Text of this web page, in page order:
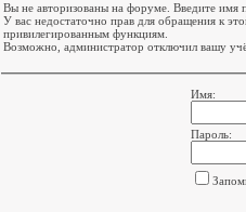
Вы не авторизованы на форуме. Введите имя
У вас недостаточно прав для обращения к
привилегированным функциям.
Возможно, администратор отключил вашу
Имя:
Пароль: